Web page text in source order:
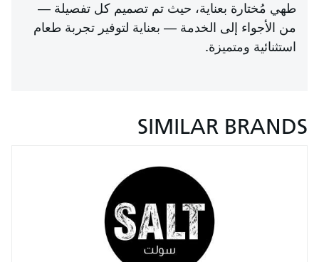
طهي مُختارة بعناية، حيث تم تصميم كل تفصيلة —
من الأجواء إلى الخدمة — بعناية لتوفير تجربة طعام
استثنائية ومتميزة.
SIMILAR BRANDS